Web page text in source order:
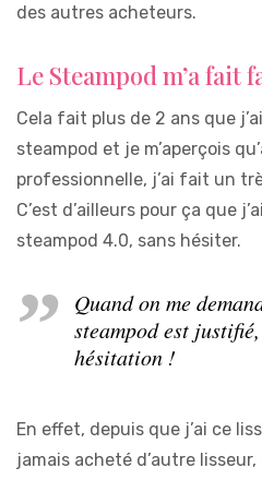
des autres acheteurs.
Le Steampod m’a fait
Cela fait plus de 2 ans que
steampod et je m’aperçois
professionnelle, j’ai fait un
C’est d’ailleurs pour ça que
steampod 4.0, sans hésiter.
Quand on me
steampod est
hésitation !
En effet, depuis que j’ai ce
jamais acheté d’autre lisseur,